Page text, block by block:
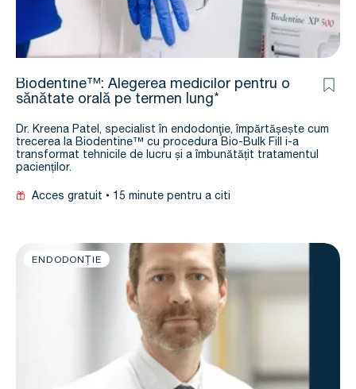
Biodentine™: Alegerea medicilor pentru o
sănătate orală pe termen lung*
Dr. Kreena Patel, specialist în endodonţie, împărtășește cum
trecerea la Biodentine™ cu procedura Bio-Bulk Fill i-a
transformat tehnicile de lucru și a îmbunătățit tratamentul
pacienților.
Acces gratuit 15 minute pentru a citi
ENDODONȚIE